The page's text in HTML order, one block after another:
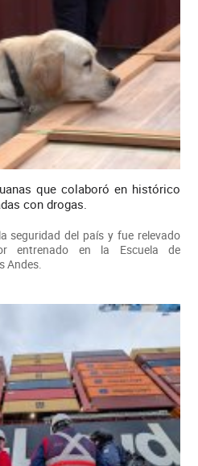
que colaboró en histórico
con drogas.
seguridad del país y fue relevado
entrenado en la Escuela de
Andes.